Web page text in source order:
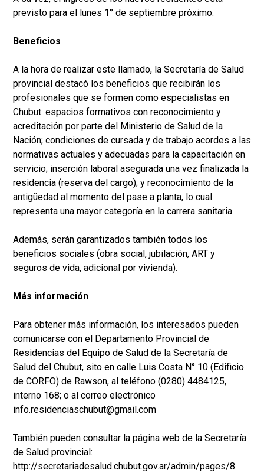
previsto para el lunes 1° de septiembre próximo.
Beneficios
A la hora de realizar este llamado, la Secretaría de Salud
provincial destacó los beneficios que recibirán los
profesionales que se formen como especialistas en
Chubut: espacios formativos con reconocimiento y
acreditación por parte del Ministerio de Salud de la
Nación; condiciones de cursada y de trabajo acordes a las
normativas actuales y adecuadas para la capacitación en
servicio; inserción laboral asegurada una vez finalizada la
residencia (reserva del cargo); y reconocimiento de la
antigüedad al momento del pase a planta, lo cual
representa una mayor categoría en la carrera sanitaria.
Además, serán garantizados también todos los
beneficios sociales (obra social, jubilación, ART y
seguros de vida, adicional por vivienda).
Más información
Para obtener más información, los interesados pueden
comunicarse con el Departamento Provincial de
Residencias del Equipo de Salud de la Secretaría de
Salud del Chubut, sito en calle Luis Costa N° 10 (Edificio
de CORFO) de Rawson, al teléfono (0280) 4484125,
interno 168; o al correo electrónico
info.residenciaschubut@gmail.com
También pueden consultar la página web de la Secretaría
de Salud provincial:
http://secretariadesalud.chubut.gov.ar/admin/pages/8